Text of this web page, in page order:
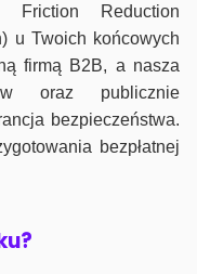
Reduction
u Twoich końcowych
firmą B2B, a nasza
oraz publicznie
bezpieczeństwa.
bezpłatnej